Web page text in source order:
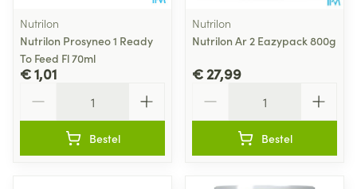
Nutrilon
Nutrilon Prosyneo 1 Ready
To Feed Fl 70ml
€ 1,01
Bestel
Nutrilon
Nutrilon Ar 2 Eazypack 800g
€ 27,99
Bestel